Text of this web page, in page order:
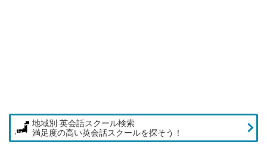
地域別 英会話スクール検索
満足度の高い英会話スクールを探そう！